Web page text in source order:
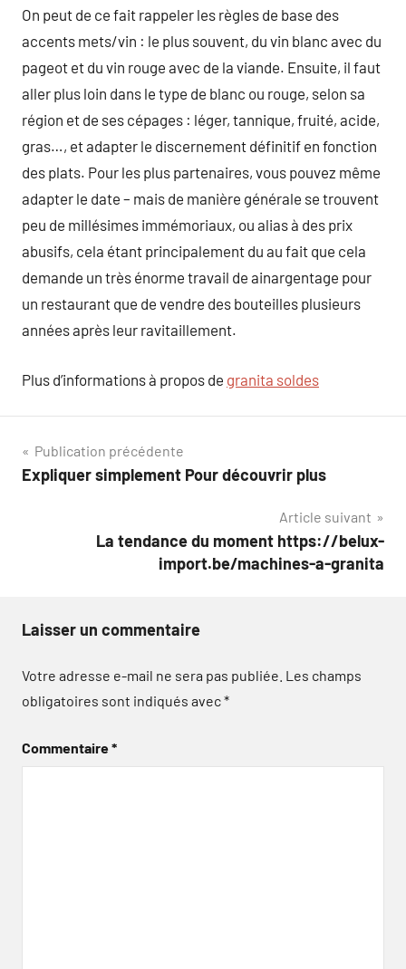
On peut de ce fait rappeler les règles de base des
accents mets/vin : le plus souvent, du vin blanc avec du
pageot et du vin rouge avec de la viande. Ensuite, il faut
aller plus loin dans le type de blanc ou rouge, selon sa
région et de ses cépages : léger, tannique, fruité, acide,
gras…, et adapter le discernement définitif en fonction
des plats. Pour les plus partenaires, vous pouvez même
adapter le date – mais de manière générale se trouvent
peu de millésimes immémoriaux, ou alias à des prix
abusifs, cela étant principalement du au fait que cela
demande un très énorme travail de ainargentage pour
un restaurant que de vendre des bouteilles plusieurs
années après leur ravitaillement.
Plus d’informations à propos de granita soldes
Navigation
de
Publication précédente
Expliquer simplement Pour découvrir plus
Article suivant
La tendance du moment https://belux-
import.be/machines-a-granita
Laisser un commentaire
Votre adresse e-mail ne sera pas publiée. Les champs
obligatoires sont indiqués avec*
Commentaire*